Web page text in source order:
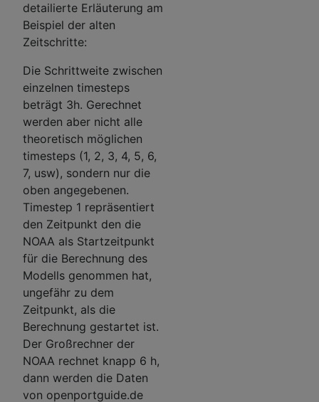
detailierte Erläuterung am
Beispiel der alten
Zeitschritte:
Die Schrittweite zwischen
einzelnen timesteps
beträgt 3h. Gerechnet
werden aber nicht alle
theoretisch möglichen
timesteps (1, 2, 3, 4, 5, 6,
7, usw), sondern nur die
oben angegebenen.
Timestep 1 repräsentiert
den Zeitpunkt den die
NOAA als Startzeitpunkt
für die Berechnung des
Modells genommen hat,
ungefähr zu dem
Zeitpunkt, als die
Berechnung gestartet ist.
Der Großrechner der
NOAA rechnet knapp 6 h,
dann werden die Daten
von openportguide.de